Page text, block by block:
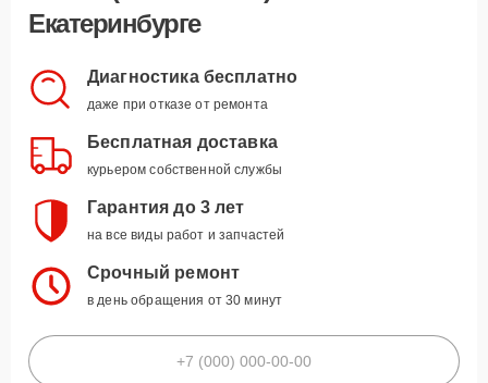
Екатеринбурге
Диагностика бесплатно
даже при отказе от ремонта
Бесплатная доставка
курьером собственной службы
Гарантия до 3 лет
на все виды работ и запчастей
Срочный ремонт
в день обращения от 30 минут